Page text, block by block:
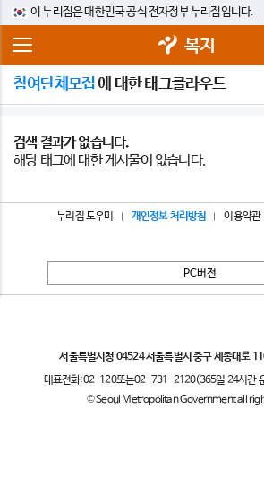
이 누리집은 대한민국 공식 전자정부 누리집입니다.
복지
참여단체모집 에 대한 태그클라우드
검색 결과가 없습니다.
해당 태그에 대한 게시물이 없습니다.
누리집 도우미 개인정보 처리방침 이용약관
PC버전
서울특별시청 04524 서울특별시 중구 세종대로
대표전화:02-120또는02-731-2120(365일 24시간
© Seoul Metropolitan Government all